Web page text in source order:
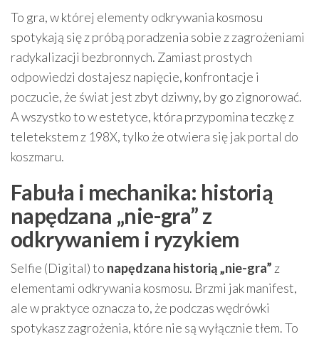
To gra, w której elementy odkrywania kosmosu
spotykają się z próbą poradzenia sobie z zagrożeniami
radykalizacji bezbronnych. Zamiast prostych
odpowiedzi dostajesz napięcie, konfrontacje i
poczucie, że świat jest zbyt dziwny, by go zignorować.
A wszystko to w estetyce, która przypomina teczkę z
teletekstem z 198X, tylko że otwiera się jak portal do
koszmaru.
Fabuła i mechanika: historią
napędzana „nie-gra” z
odkrywaniem i ryzykiem
Selfie (Digital) to napędzana historią „nie-gra” z
elementami odkrywania kosmosu. Brzmi jak manifest,
ale w praktyce oznacza to, że podczas wędrówki
spotykasz zagrożenia, które nie są wyłącznie tłem. To